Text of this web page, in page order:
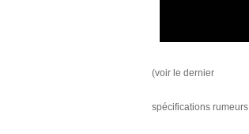
(voir le dernier
spécifications rumeurs